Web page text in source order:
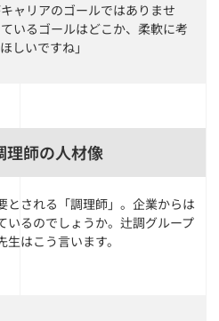
ャリアのゴールではありませ
いるゴールはどこか、柔軟に考
しいですね」
理師の人材像
とされる「調理師」。企業からは
いるのでしょうか。辻調グループ
はこう言います。